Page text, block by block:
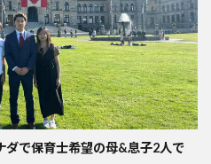
ダで保育士希望の母&息子2人で